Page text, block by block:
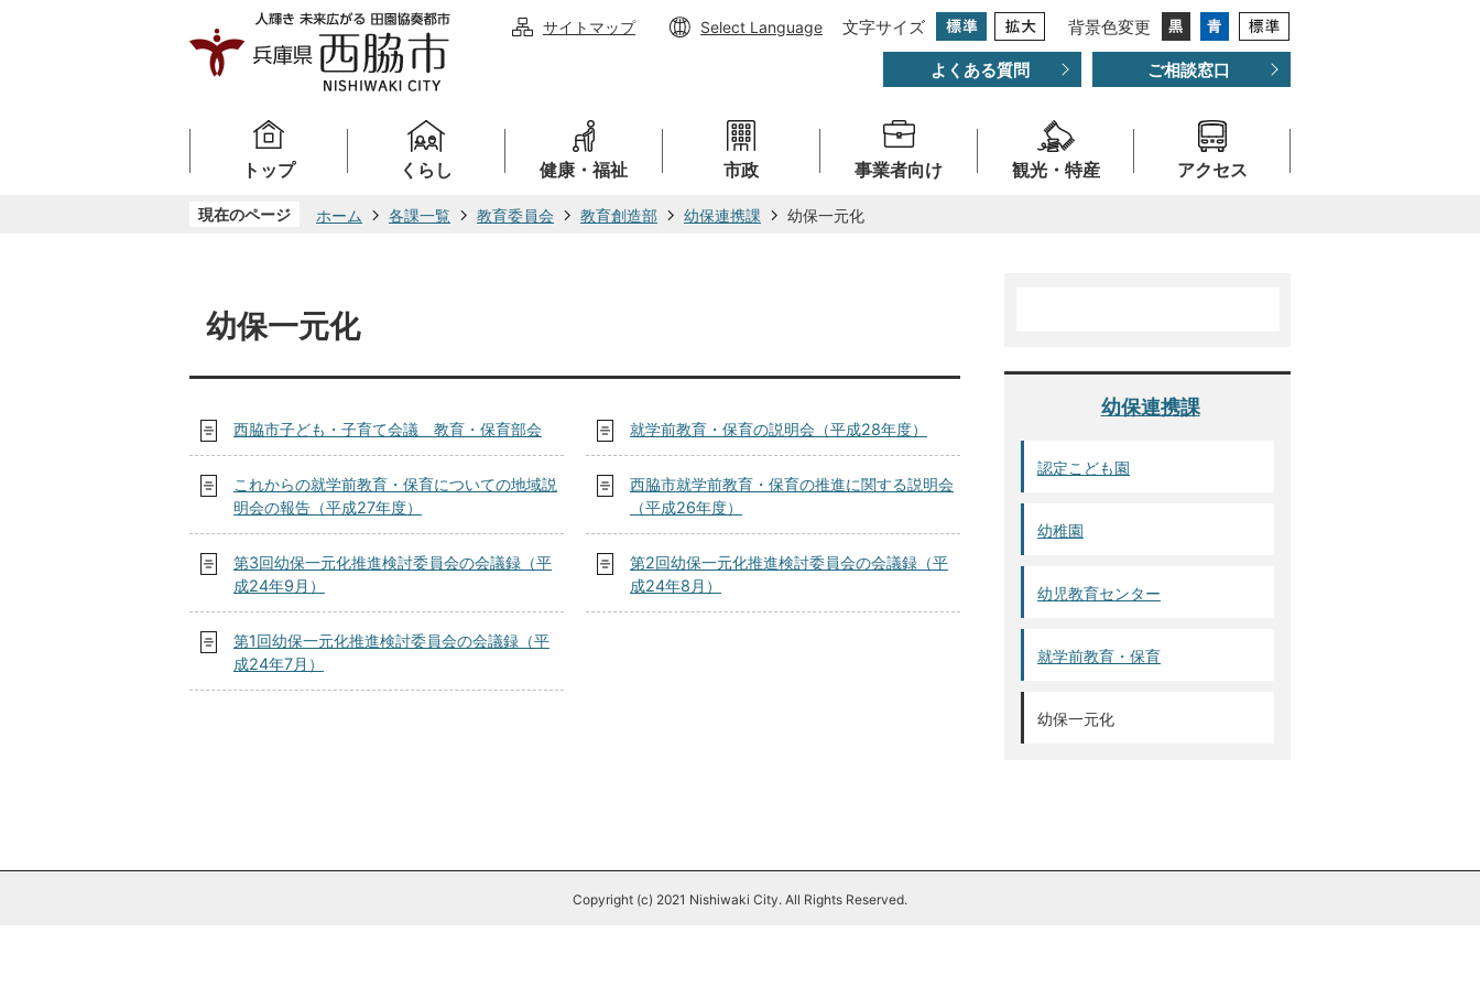
サイトマップ Select Language 文字サイズ 背景色変更
よくある質問 ご相談窓口
トップ くらし 健康・福祉 市政 事業者向け 観光・特産 アクセス
現在のページ ホーム 各課一覧 教育委員会 教育創造部 幼保連携課 幼保一元化
幼保一元化
西脇市子ども・子育て会議 教育・保育部会 就学前教育・保育の説明会（平成28年度）
これからの就学前教育・保育についての地域説
明会の報告（平成27年度）
西脇市就学前教育・保育の推進に関する説明会
（平成26年度）
第3回幼保一元化推進検討委員会の会議録（平
成24年9月）
第2回幼保一元化推進検討委員会の会議録（平
成24年8月）
第1回幼保一元化推進検討委員会の会議録（平
成24年7月）
幼保連携課
認定こども園
幼稚園
幼児教育センター
就学前教育・保育
幼保一元化
Copyright (c) 2021 Nishiwaki City. All Rights Reserved.